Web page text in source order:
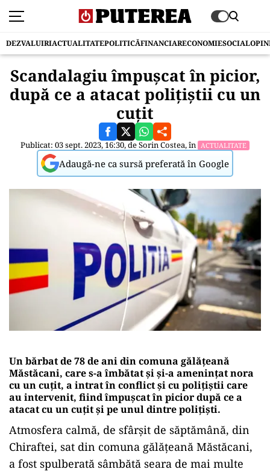
DEZVALUIRIACTUALITATEPOLITICĂFINANCIARECONOMIESOCIAL
Scandalagiu împuşcat în picior,
după ce a atacat poliţiştii cu un
cuțit
Publicat: 03 sept. 2023, 16:30, deSorin Costea, în ACTUALITATE
Adaugă-ne ca sursă preferată în Google
Un bărbat de 78 de ani din comuna gălățeană
Măstăcani, care s-a îmbătat și și-a amenințat nora
cu un cuțit, a intrat în conflict și cu polițiștii care
au intervenit, fiind împușcat în picior după ce a
atacat cu un cuțit și pe unul dintre polițiști.
Atmosfera calmă, de sfârșit de săptămână, din
Chiraftei, sat din comuna gălățeană Măstăcani,
a fost spulberată sâmbătă seara de mai multe